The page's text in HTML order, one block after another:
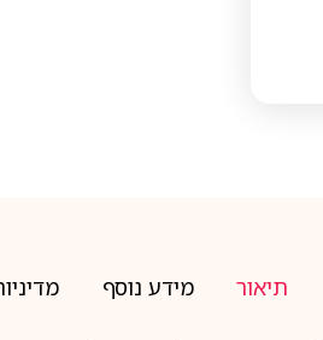
תיאור מידע נוסף